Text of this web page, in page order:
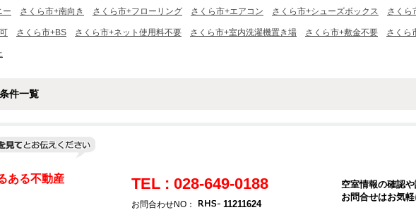
ー さくら市+南向き さくら市+フローリング さくら市+エアコン さくら市+シューズボックス さくら
さくら市+BS さくら市+ネット使用料不要 さくら市+室内洗濯機置き場 さくら市+敷金不要 さくら
件一覧
ある不動産 TEL : 028-649-0188
お問合わせNO： 11211624
空室情報の確認
お問合せはお気